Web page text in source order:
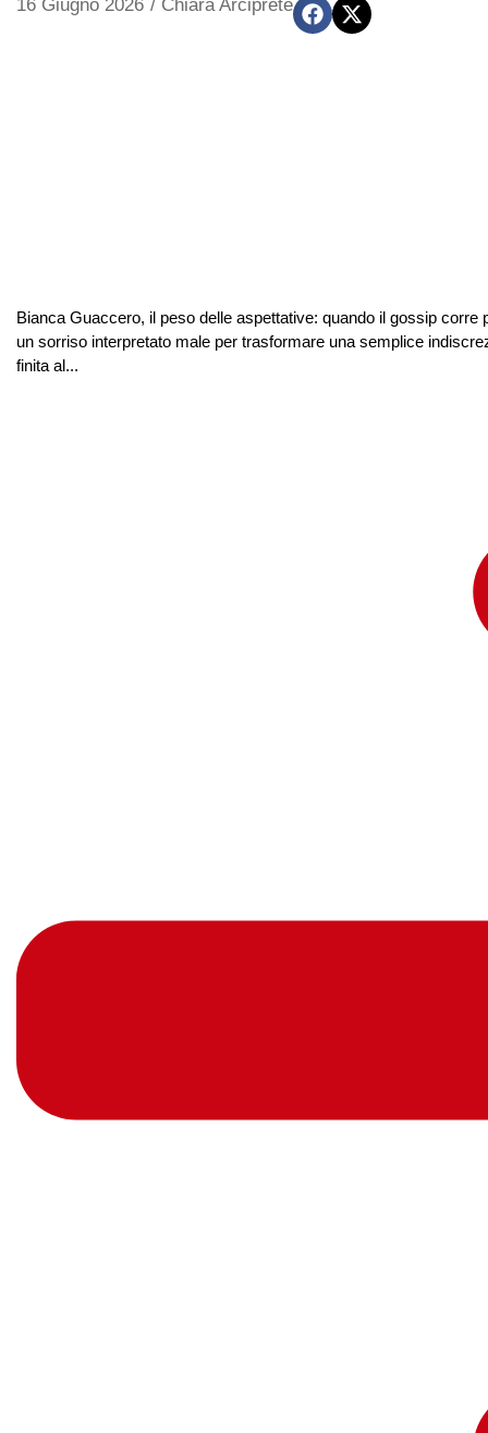
16 Giugno 2026 / Chiara Arciprete
Bianca Guaccero, il peso delle aspettative: quando il gossip
un sorriso interpretato male per trasformare una semplice
finita al...